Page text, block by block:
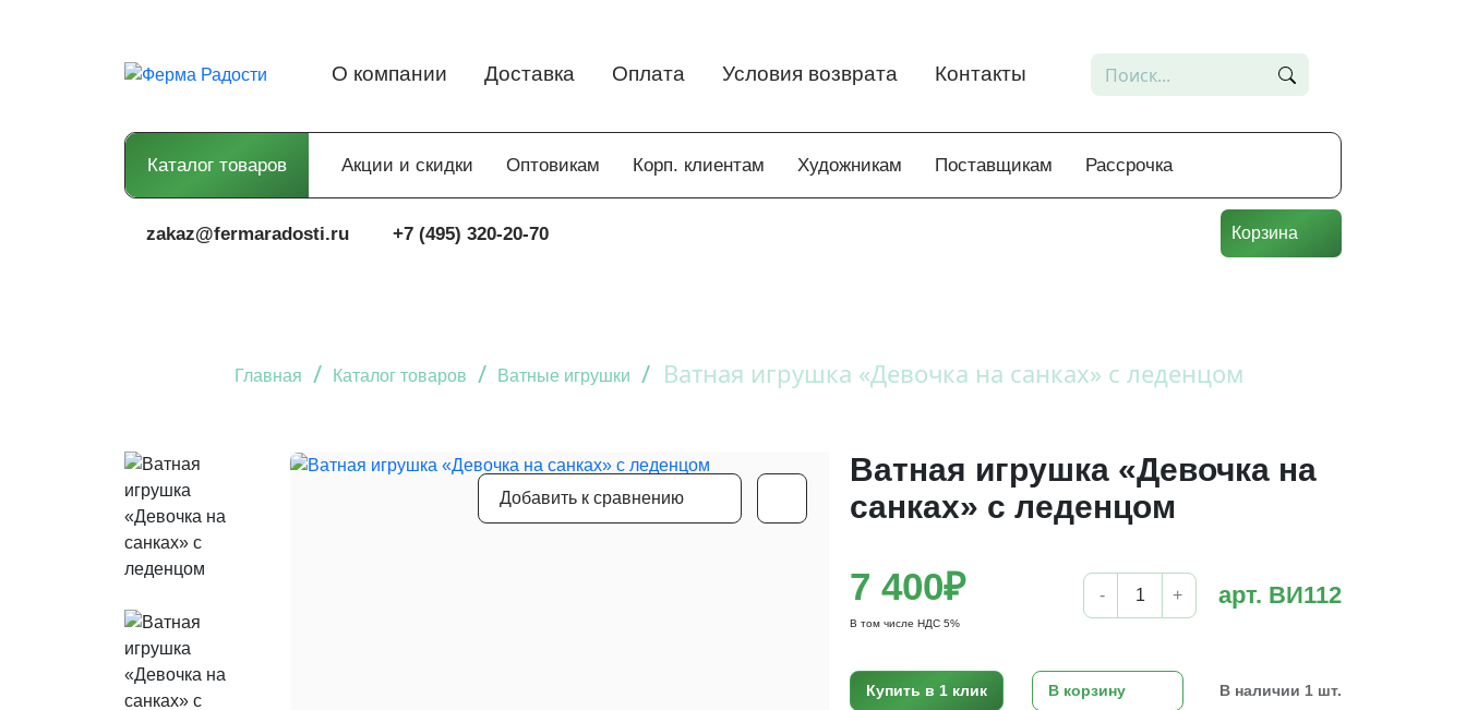
О компании Доставка Оплата Условия возврата Контакты
Каталог товаров Акции и скидки Оптовикам Корп. клиентам Художникам Поставщикам Рассрочка
zakaz@fermaradosti.ru +7 (495) 320-20-70 Корзина
Главная / Каталог товаров / Ватные игрушки / Ватная игрушка «Девочка на санках» с леденцом
Добавить к сравнению
Ватная игрушка «Девочка на
санках» с леденцом
7 400₽
В том числе НДС 5%
- + арт. ВИ112
Купить в 1 клик В корзину В наличии 1 шт.